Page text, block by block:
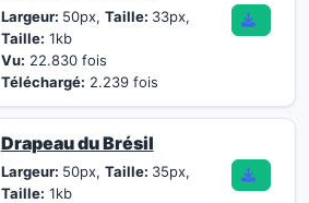
Largeur: 50px, Taille: 33px,
Taille: 1kb
Vu: 22.830 fois
Téléchargé: 2.239 fois
Drapeau du Brésil
Largeur: 50px, Taille: 35px,
Taille: 1kb